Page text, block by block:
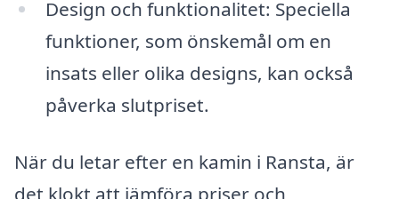
Design och funktionalitet: Speciella
funktioner, som önskemål om en
insats eller olika designs, kan också
påverka slutpriset.
När du letar efter en kamin i Ransta, är
det klokt att jämföra priser och